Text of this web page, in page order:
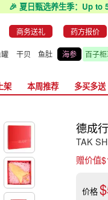
🎉 夏日甄选养生季：Up to
商务送礼 药方报价
干贝 鱼肚 海参 百子
架 本周推荐 多买多送
德成
TAK
赠价值
价格